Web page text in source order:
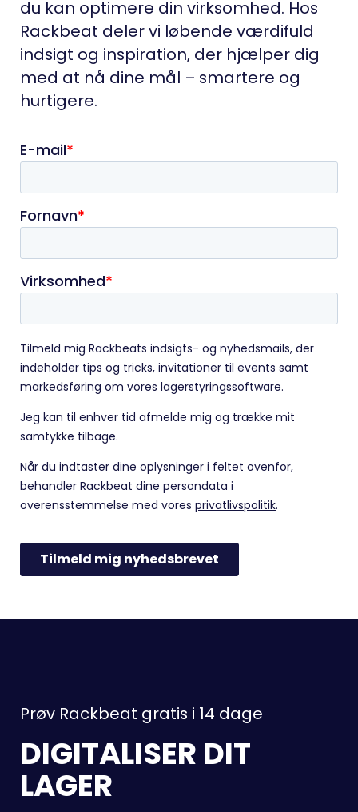
du kan optimere din virksomhed. Hos
Rackbeat deler vi løbende værdifuld
indsigt og inspiration, der hjælper dig
med at nå dine mål – smartere og
hurtigere.
Prøv Rackbeat gratis i 14 dage
DIGITALISER DIT
LAGER